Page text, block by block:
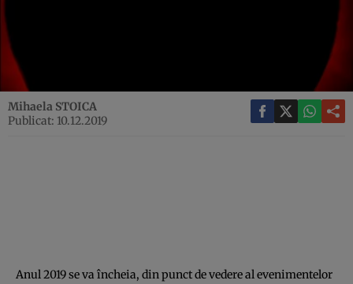
Mihaela STOICA
Publicat: 10.12.2019
Anul 2019 se va încheia, din punct de vedere al evenimentelor